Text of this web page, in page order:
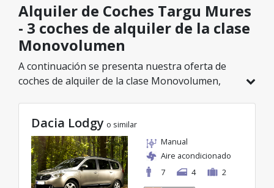
Alquiler de Coches Targu Mures
- 3 coches de alquiler de la clase
Monovolumen
A continuación se presenta nuestra oferta de
coches de alquiler de la clase Monovolumen,
modelo ideal de la categoría seleccionada, con
tarifas excelentes desde solo 50€/día.
Dacia Lodgy o similar
Manual
Aire acondicionado
7
4 2